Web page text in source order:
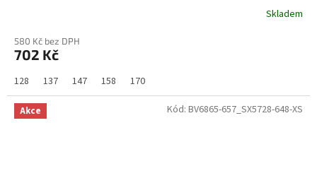
Skladem
580 Kč bez DPH
702 Kč
128 137 147 158 170
Akce Kód: BV6865-657_SX5728-648-XS